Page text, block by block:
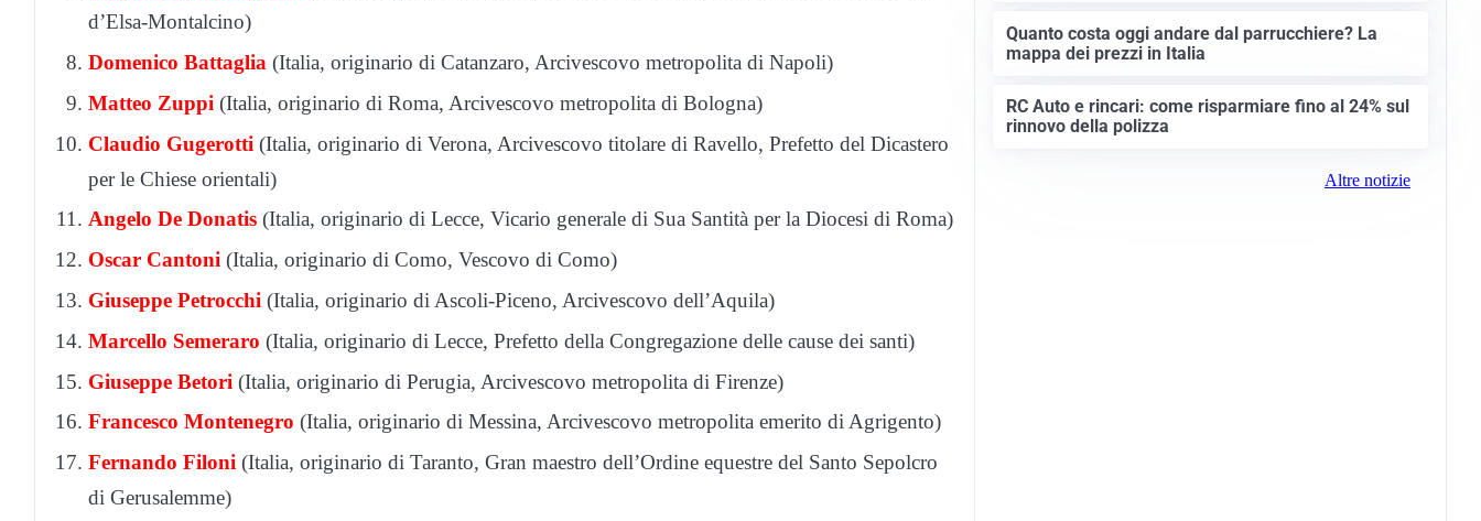
d’Elsa-Montalcino)
Domenico Battaglia (Italia, originario di Catanzaro, Arcivescovo metropolita di Napoli)
Matteo Zuppi (Italia, originario di Roma, Arcivescovo metropolita di Bologna)
Claudio Gugerotti (Italia, originario di Verona, Arcivescovo titolare di Ravello, Prefetto del Dicastero
per le Chiese orientali)
Angelo De Donatis (Italia, originario di Lecce, Vicario generale di Sua Santità per la Diocesi di Roma)
Oscar Cantoni (Italia, originario di Como, Vescovo di Como)
Giuseppe Petrocchi (Italia, originario di Ascoli-Piceno, Arcivescovo dell’Aquila)
Marcello Semeraro (Italia, originario di Lecce, Prefetto della Congregazione delle cause dei santi)
Giuseppe Betori (Italia, originario di Perugia, Arcivescovo metropolita di Firenze)
Francesco Montenegro (Italia, originario di Messina, Arcivescovo metropolita emerito di Agrigento)
Fernando Filoni (Italia, originario di Taranto, Gran maestro dell’Ordine equestre del Santo Sepolcro
di Gerusalemme)
Quanto costa oggi andare dal parrucchiere? La
mappa dei prezzi in Italia
RC Auto e rincari: come risparmiare fino al 24% sul
rinnovo della polizza
Altre notizie